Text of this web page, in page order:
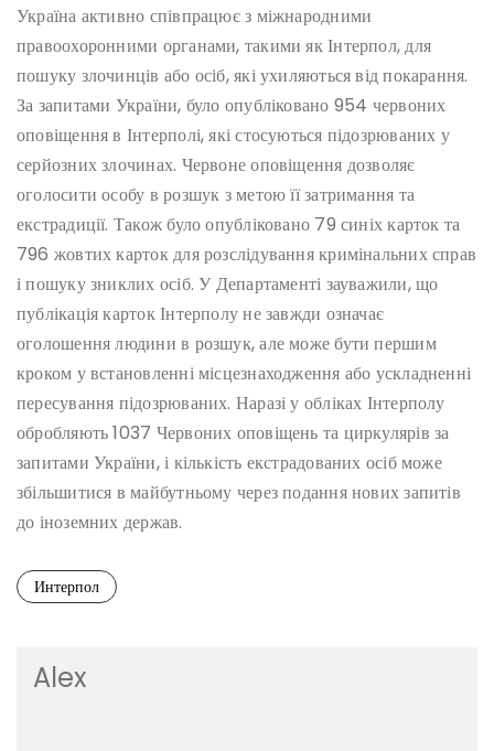
Україна активно співпрацює з міжнародними
правоохоронними органами, такими як Інтерпол, для
пошуку злочинців або осіб, які ухиляються від покарання.
За запитами України, було опубліковано 954 червоних
оповіщення в Інтерполі, які стосуються підозрюваних у
серйозних злочинах. Червоне оповіщення дозволяє
оголосити особу в розшук з метою її затримання та
екстрадиції. Також було опубліковано 79 синіх карток та
796 жовтих карток для розслідування кримінальних справ
і пошуку зниклих осіб. У Департаменті зауважили, що
публікація карток Інтерполу не завжди означає
оголошення людини в розшук, але може бути першим
кроком у встановленні місцезнаходження або ускладненні
пересування підозрюваних. Наразі у обліках Інтерполу
обробляють 1037 Червоних оповіщень та циркулярів за
запитами України, і кількість екстрадованих осіб може
збільшитися в майбутньому через подання нових запитів
до іноземних держав.
Интерпол
Alex